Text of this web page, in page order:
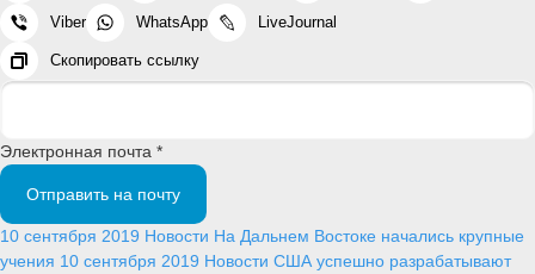
Viber WhatsApp LiveJournal
Скопировать ссылку
Электронная почта *
Отправить на почту
10 сентября 2019 Новости На Дальнем Востоке начались крупные
учения 10 сентября 2019 Новости США успешно разрабатывают